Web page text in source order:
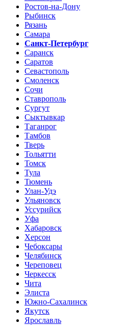
Ростов-на-Дону
Рыбинск
Рязань
Самара
Санкт-Петербург
Саранск
Саратов
Севастополь
Смоленск
Сочи
Ставрополь
Сургут
Сыктывкар
Таганрог
Тамбов
Тверь
Тольятти
Томск
Тула
Тюмень
Улан-Удэ
Ульяновск
Уссурийск
Уфа
Хабаровск
Херсон
Чебоксары
Челябинск
Череповец
Черкесск
Чита
Элиста
Южно-Сахалинск
Якутск
Ярославль